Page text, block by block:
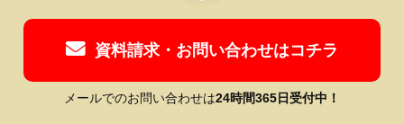
資料請求・お問い合わせはコチラ
メールでのお問い合わせは24時間365日受付中！